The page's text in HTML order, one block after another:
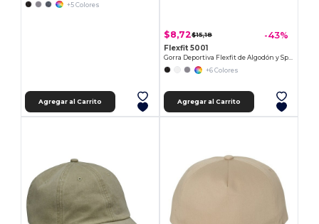
+5 Colores
Agregar al Carrito
$8,72$15,18 -43%
Flexfit 5001
Gorra Deportiva Flexfit de Algodón y Spandex
+6 Colores
Agregar al Carrito